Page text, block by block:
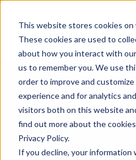
This website stores cookies on
These cookies are used to
about how you interact with
us to remember you. We use
order to improve and
experience and for analytics
visitors both on this website
find out more about the
Privacy Policy.
If you decline, your information